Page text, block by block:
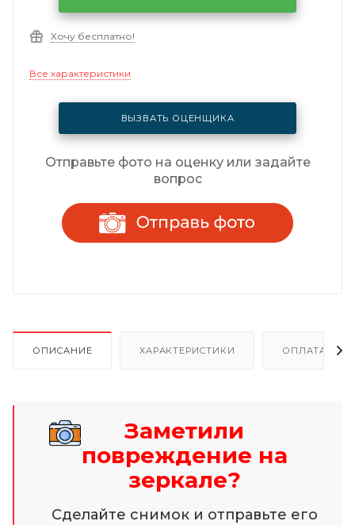
Хочу бесплатно!
Все характеристики
ВЫЗВАТЬ ОЦЕНЩИКА
Отправьте фото на оценку или задайте
вопрос
ОПИСАНИЕ ХАРАКТЕРИСТИКИ ОПЛАТА И
Заметили
повреждение на
зеркале?
Сделайте снимок и отправьте его